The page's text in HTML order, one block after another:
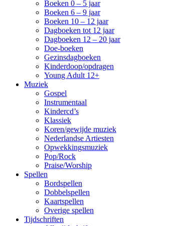
Boeken 0 – 5 jaar
Boeken 6 – 9 jaar
Boeken 10 – 12 jaar
Dagboeken tot 12 jaar
Dagboeken 12 – 20 jaar
Doe-boeken
Gezinsdagboeken
Kinderdoop/opdragen
Young Adult 12+
Muziek
Gospel
Instrumentaal
Kindercd’s
Klassiek
Koren/gewijde muziek
Nederlandse Artiesten
Opwekkingsmuziek
Pop/Rock
Praise/Worship
Spellen
Bordspellen
Dobbelspellen
Kaartspellen
Overige spellen
Tijdschriften